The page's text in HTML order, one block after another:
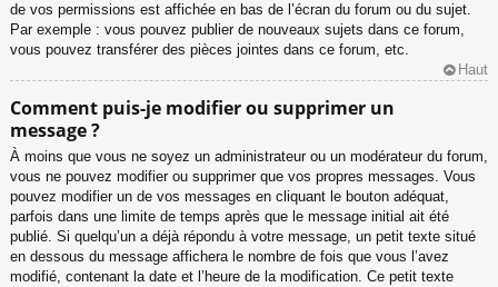
de vos permissions est affichée en bas de l’écran du forum ou du sujet.
Par exemple : vous pouvez publier de nouveaux sujets dans ce forum,
vous pouvez transférer des pièces jointes dans ce forum, etc.
Haut
Comment puis-je modifier ou supprimer un
message ?
À moins que vous ne soyez un administrateur ou un modérateur du forum,
vous ne pouvez modifier ou supprimer que vos propres messages. Vous
pouvez modifier un de vos messages en cliquant le bouton adéquat,
parfois dans une limite de temps après que le message initial ait été
publié. Si quelqu’un a déjà répondu à votre message, un petit texte situé
en dessous du message affichera le nombre de fois que vous l’avez
modifié, contenant la date et l’heure de la modification. Ce petit texte